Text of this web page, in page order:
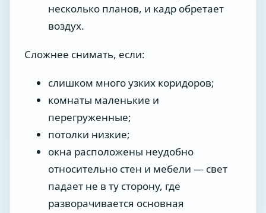
несколько планов, и кадр обретает
воздух.
Сложнее снимать, если:
слишком много узких коридоров;
комнаты маленькие и
перегруженные;
потолки низкие;
окна расположены неудобно
относительно стен и мебели — свет
падает не в ту сторону, где
разворачивается основная